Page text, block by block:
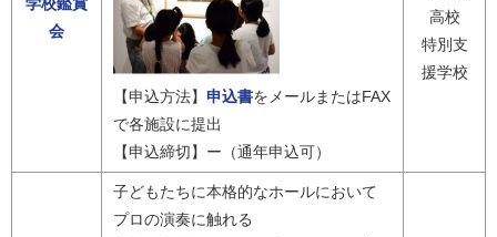
会
【申込方法】 申込書をメールまたはFAX
で各施設に提出
【申込締切】ー（通年申込可）
高校
特別支
援学校
子どもたちに本格的なホールにおいて
プロの演奏に触れる